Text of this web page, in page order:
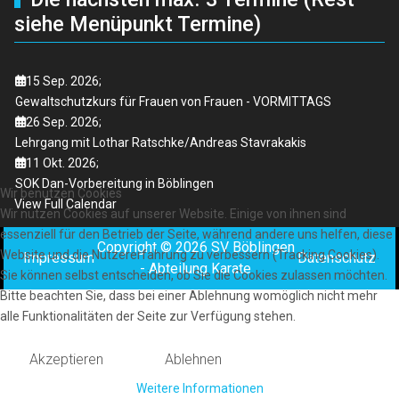
siehe Menüpunkt Termine)
15 Sep. 2026;
Gewaltschutzkurs für Frauen von Frauen - VORMITTAGS
26 Sep. 2026;
Lehrgang mit Lothar Ratschke/Andreas Stavrakakis
11 Okt. 2026;
SOK Dan-Vorbereitung in Böblingen
View Full Calendar
Impressum
Copyright © 2026 SV Böblingen
- Abteilung Karate
Datenschutz
Wir benutzen Cookies
Wir nutzen Cookies auf unserer Website. Einige von ihnen sind
essenziell für den Betrieb der Seite, während andere uns helfen, diese
Website und die Nutzererfahrung zu verbessern (Tracking Cookies).
Sie können selbst entscheiden, ob Sie die Cookies zulassen möchten.
Bitte beachten Sie, dass bei einer Ablehnung womöglich nicht mehr
alle Funktionalitäten der Seite zur Verfügung stehen.
Akzeptieren Ablehnen
Weitere Informationen